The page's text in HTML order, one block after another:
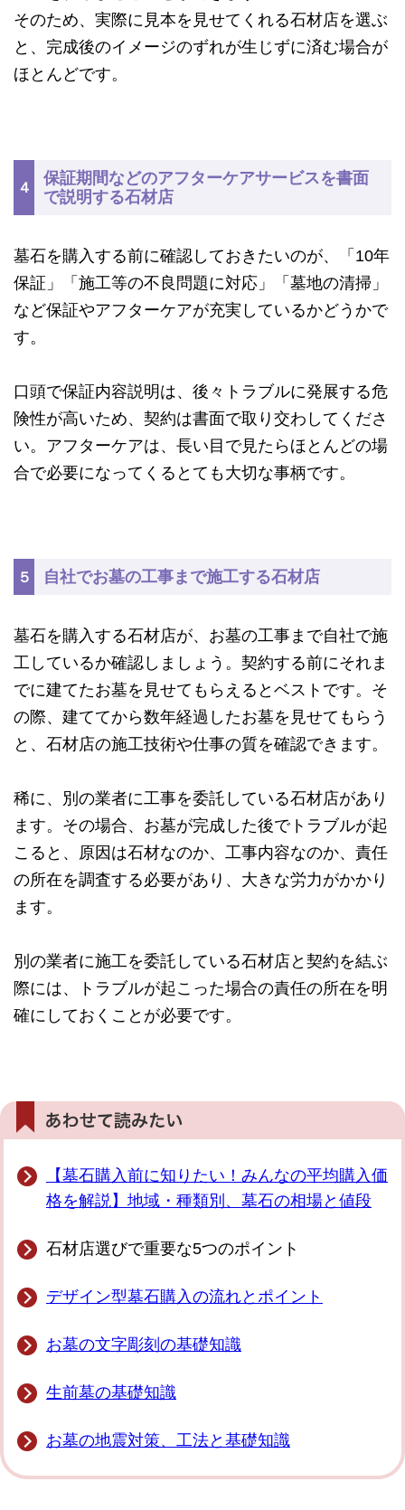
そのため、実際に見本を見せてくれる石材店を選ぶ
と、完成後のイメージのずれが生じずに済む場合が
ほとんどです。
４
保証期間などのアフターケアサービスを書面
で説明する石材店
墓石を購入する前に確認しておきたいのが、「10年
保証」「施工等の不良問題に対応」「墓地の清掃」
など保証やアフターケアが充実しているかどうかで
す。
口頭で保証内容説明は、後々トラブルに発展する危
険性が高いため、契約は書面で取り交わしてくださ
い。アフターケアは、長い目で見たらほとんどの場
合で必要になってくるとても大切な事柄です。
５ 自社でお墓の工事まで施工する石材店
墓石を購入する石材店が、お墓の工事まで自社で施
工しているか確認しましょう。契約する前にそれま
でに建てたお墓を見せてもらえるとベストです。そ
の際、建ててから数年経過したお墓を見せてもらう
と、石材店の施工技術や仕事の質を確認できます。
稀に、別の業者に工事を委託している石材店があり
ます。その場合、お墓が完成した後でトラブルが起
こると、原因は石材なのか、工事内容なのか、責任
の所在を調査する必要があり、大きな労力がかかり
ます。
別の業者に施工を委託している石材店と契約を結ぶ
際には、トラブルが起こった場合の責任の所在を明
確にしておくことが必要です。
【墓石購入前に知りたい！みんなの平均購入価
格を解説】地域・種類別、墓石の相場と値段
石材店選びで重要な5つのポイント
デザイン型墓石購入の流れとポイント
お墓の文字彫刻の基礎知識
生前墓の基礎知識
お墓の地震対策、工法と基礎知識